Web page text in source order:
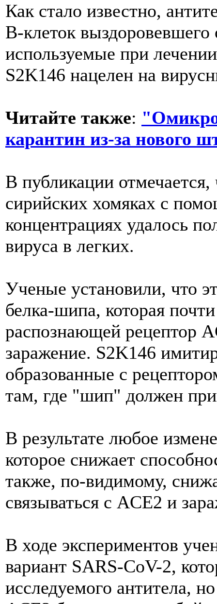
Как стало известно,
В-клеток
используемые при
S2K146 нацелен на
Читайте также:
карантин из-за нового
В публикации
сирийских хомяках с
концентрациях удалось
вируса в легких.
Ученые установили, что
белка-шипа, которая
распознающей рецептор
заражение. S2K146
образованные с
там, где "шип" должен
В результате любое
которое снижает
также, по-видимому,
связываться с ACE2 и
В ходе экспериментов
вариант SARS-CoV-2,
исследуемого антитела,